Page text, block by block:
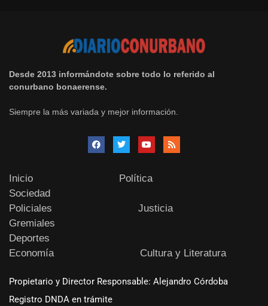
Desde 2013 informándote sobre todo lo referido al
conurbano bonaerense.
Siempre la más variada y mejor información.
Inicio
Política
Sociedad
Policiales
Justicia
Gremiales
Deportes
Economía
Cultura y Literatura
Propietario y Director Responsable: Alejandro Córdoba
Registro DNDA en trámite